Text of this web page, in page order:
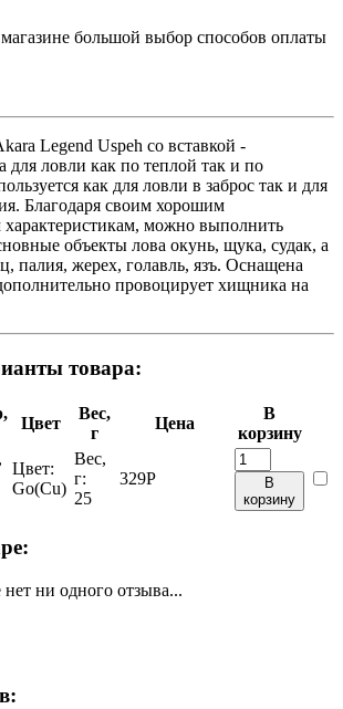
большой выбор способов оплаты
Legend Uspeh со вставкой -
для ловли как по теплой так и по
как для ловли в заброс так и для
Благодаря своим хорошим
можно выполнить
объекты лова окунь, щука, судак, а
палия, жерех, голавль, язъ. Оснащена
провоцирует хищника на
товара:
Цвет
Вес,
г
Цена
В
корзину
Цвет:
Go(Cu)
Вес,
г:
25
329Р
В
корзину
ни одного отзыва...